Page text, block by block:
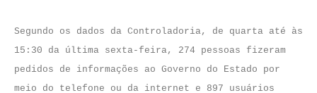
Segundo os dados da Controladoria, de quarta até às
15:30 da última sexta-feira, 274 pessoas fizeram
pedidos de informações ao Governo do Estado por
meio do telefone ou da internet e 897 usuários